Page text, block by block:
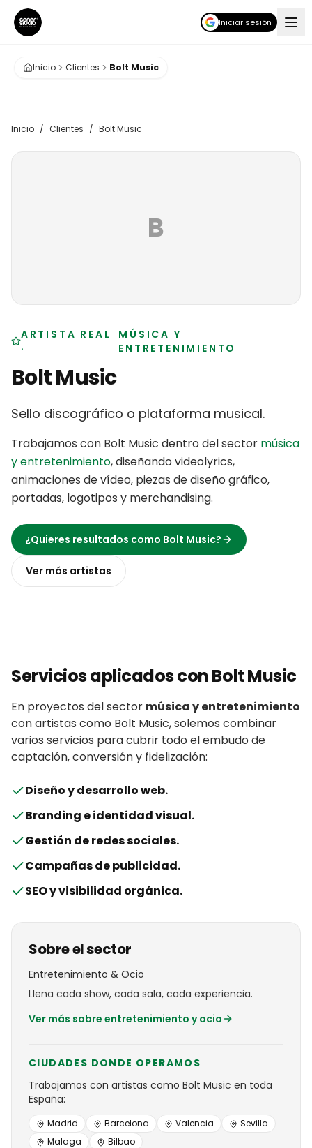
Iniciar sesión
Inicio Clientes Bolt Music
Inicio / Clientes / Bolt Music
B
ARTISTA REAL
·
MÚSICA Y
ENTRETENIMIENTO
Bolt Music
Sello discográfico o plataforma musical.
Trabajamos con Bolt Music dentro del sector música
y entretenimiento,diseñando videolyrics,
animaciones de vídeo, piezas de diseño gráfico,
portadas, logotipos y merchandising.
¿Quieres resultados como Bolt Music?
Ver más artistas
Servicios aplicados conBolt Music
En proyectos del sector música y entretenimiento
conartistas como Bolt Music, solemos combinar
varios servicios para cubrir todo el embudo de
captación, conversión y fidelización:
Diseño y desarrollo web.
Branding e identidad visual.
Gestión de redes sociales.
Campañas de publicidad.
SEO y visibilidad orgánica.
Sobre el sector
Entretenimiento & Ocio
Llena cada show, cada sala, cada experiencia.
Ver más sobre entretenimiento y ocio
CIUDADES DONDE OPERAMOS
Trabajamos con artistas como Bolt Music en toda
España:
Madrid Barcelona Valencia
Sevilla
Malaga
Bilbao